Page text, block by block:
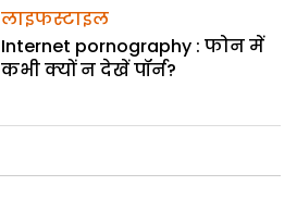
लाइफस्टाइल
Internet pornography : फोन में
कभी क्यों न देखें पॉर्न?